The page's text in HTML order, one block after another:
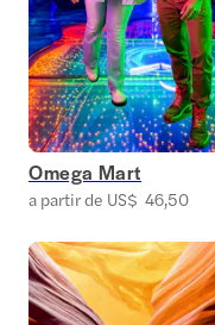
Omega Mart
a partir de US$ 46,50